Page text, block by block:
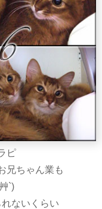
ピ
兄ちゃん業も
`)
ないくらい